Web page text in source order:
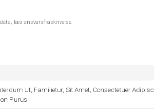
læs ansvarsfraskrivelse.
Ut, Familietur, Sit Amet, Consectetuer
Purus.